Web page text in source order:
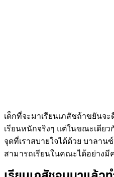
เด็กที่จะมาเรียนเภสัชถ้าขยันจะ
เรียนหนักจริงๆ แต่ในขณะเดียว
จุดที่เราสบายใจได้ด้วย บาลาน
สามารถเรียนในคณะได้อย่างมี